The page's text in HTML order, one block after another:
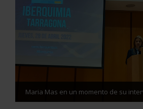
Maria Mas en un momento de su